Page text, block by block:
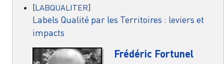
[LABQUALITER]
Labels Qualité par les Territoires : leviers et
impacts
Frédéric Fortunel